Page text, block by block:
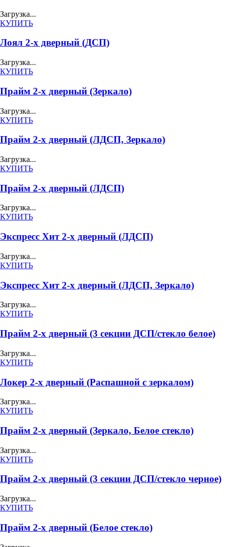
Загрузка...
КУПИТЬ
Лоял 2-х дверный (ДСП)
Загрузка...
КУПИТЬ
Прайм 2-х дверный (Зеркало)
Загрузка...
КУПИТЬ
Прайм 2-х дверный (ЛДСП, Зеркало)
Загрузка...
КУПИТЬ
Прайм 2-х дверный (ЛДСП)
Загрузка...
КУПИТЬ
Экспресс Хит 2-х дверный (ЛДСП)
Загрузка...
КУПИТЬ
Экспресс Хит 2-х дверный (ЛДСП, Зеркало)
Загрузка...
КУПИТЬ
Прайм 2-х дверный (3 секции ДСП/стекло белое)
Загрузка...
КУПИТЬ
Локер 2-х дверный (Распашной с зеркалом)
Загрузка...
КУПИТЬ
Прайм 2-х дверный (Зеркало, Белое стекло)
Загрузка...
КУПИТЬ
Прайм 2-х дверный (3 секции ДСП/стекло черное)
Загрузка...
КУПИТЬ
Прайм 2-х дверный (Белое стекло)